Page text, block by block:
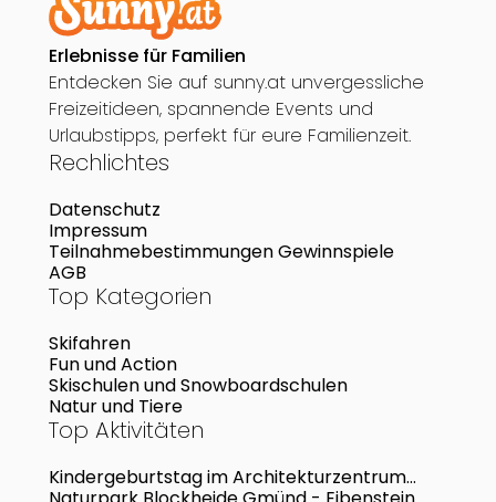
Erlebnisse für Familien
Entdecken Sie auf sunny.at unvergessliche
Freizeitideen, spannende Events und
Urlaubstipps, perfekt für eure Familienzeit.
Rechlichtes
Datenschutz
Impressum
Teilnahmebestimmungen Gewinnspiele
AGB
Top Kategorien
Skifahren
Fun und Action
Skischulen und Snowboardschulen
Natur und Tiere
Top Aktivitäten
Kindergeburtstag im Architekturzentrum